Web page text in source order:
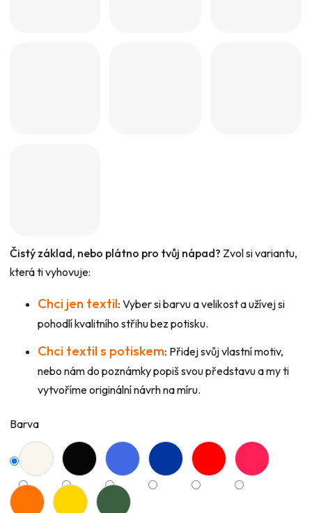
Čistý základ, nebo plátno pro tvůj nápad? Zvol si variantu,
která ti vyhovuje:
Chci jen textil: Vyber si barvu a velikost a užívej si
pohodlí kvalitního střihu bez potisku.
Chci textil s potiskem: Přidej svůj vlastní motiv,
nebo nám do poznámky popiš svou představu a my ti
vytvoříme originální návrh na míru.
Barva